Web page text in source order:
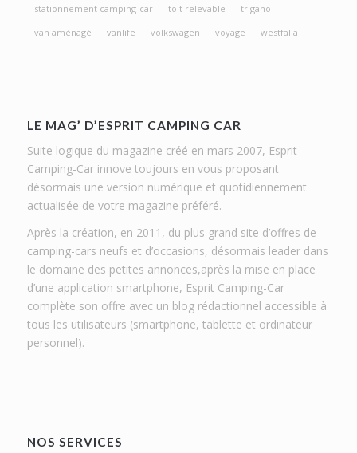
stationnement camping-car
toit relevable
trigano
van aménagé
vanlife volkswagen voyage westfalia
LE MAG’ D’ESPRIT CAMPING CAR
Suite logique du magazine créé en mars 2007, Esprit
Camping-Car innove toujours en vous proposant
désormais une version numérique et quotidiennement
actualisée de votre magazine préféré.
Après la création, en 2011, du plus grand site d’offres de
camping-cars neufs et d’occasions, désormais leader dans
le domaine des petites annonces,après la mise en place
d’une application smartphone, Esprit Camping-Car
complète son offre avec un blog rédactionnel accessible à
tous les utilisateurs (smartphone, tablette et ordinateur
personnel).
NOS SERVICES